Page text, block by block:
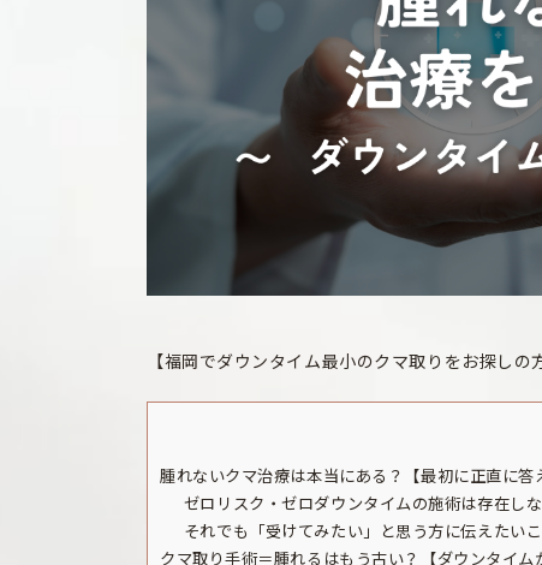
【福岡でダウンタイム最小のクマ取りをお探しの
腫れないクマ治療は本当にある？【最初に正直に答
ゼロリスク・ゼロダウンタイムの施術は存在し
それでも「受けてみたい」と思う方に伝えたい
クマ取り手術＝腫れるはもう古い？【ダウンタイム